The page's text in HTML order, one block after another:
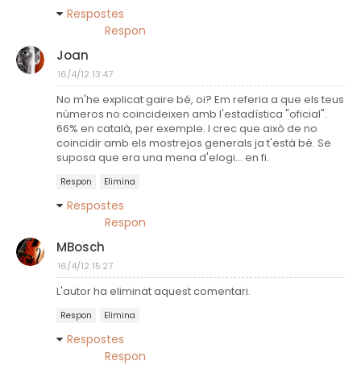
Respostes
Respon
Joan
16/4/12 13:47
No m'he explicat gaire bé, oi? Em referia a que els teus
números no coincideixen amb l'estadística "oficial".
66% en català, per exemple. I crec que això de no
coincidir amb els mostrejos generals ja t'està bé. Se
suposa que era una mena d'elogi... en fi.
Respon Elimina
Respostes
Respon
MBosch
16/4/12 15:27
L'autor ha eliminat aquest comentari.
Respon Elimina
Respostes
Respon